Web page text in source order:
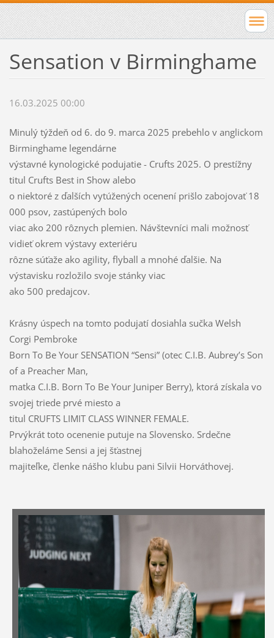
Sensation v Birminghame
16.03.2025 00:00
Minulý týždeň od 6. do 9. marca 2025 prebehlo v anglickom
Birminghame legendárne
výstavné kynologické podujatie - Crufts 2025. O prestížny
titul Crufts Best in Show alebo
o niektoré z ďalších vytúžených ocenení prišlo zabojovať 18
000 psov, zastúpených bolo
viac ako 200 rôznych plemien. Návštevníci mali možnosť
vidieť okrem výstavy exteriéru
rôzne súťaže ako agility, flyball a mnohé ďalšie. Na
výstavisku rozložilo svoje stánky viac
ako 500 predajcov.
Krásny úspech na tomto podujatí dosiahla sučka Welsh
Corgi Pembroke
Born To Be Your SENSATION “Sensi” (otec C.I.B. Aubrey’s Son
of a Preacher Man,
matka C.I.B. Born To Be Your Juniper Berry), ktorá získala vo
svojej triede prvé miesto a
titul CRUFTS LIMIT CLASS WINNER FEMALE.
Prvýkrát toto ocenenie putuje na Slovensko. Srdečne
blahoželáme Sensi a jej šťastnej
majiteľke, členke nášho klubu pani Silvii Horváthovej.